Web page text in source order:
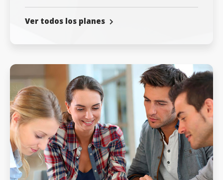
Ver todos los planes